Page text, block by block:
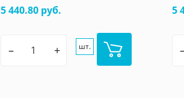
5 440.80 руб.
– + шт.
5